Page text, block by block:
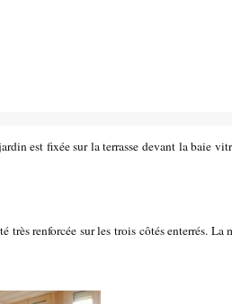
est fixée sur la terrasse devant la baie
très renforcée sur les trois côtés enterrés.